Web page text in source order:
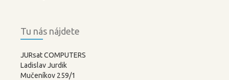
Tu nás nájdete
JURsat COMPUTERS
Ladislav Jurdik
Mučeníkov 259/1